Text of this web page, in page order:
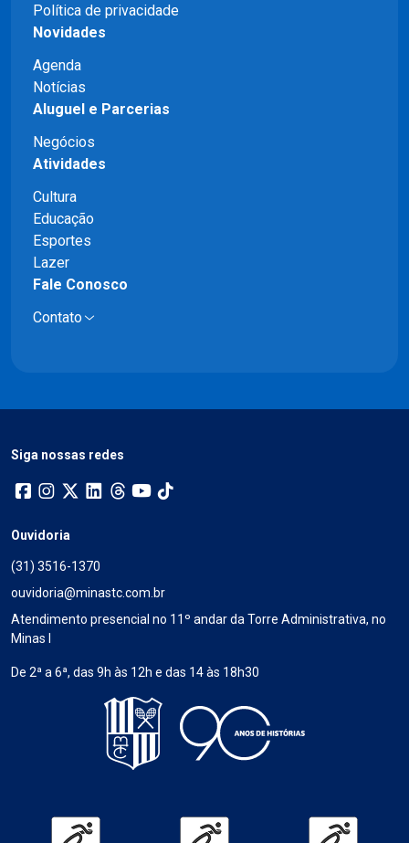
Política de privacidade
Novidades
Agenda
Notícias
Aluguel e Parcerias
Negócios
Atividades
Cultura
Educação
Esportes
Lazer
Fale Conosco
Contato
Siga nossas redes
Ouvidoria
(31) 3516-1370
ouvidoria@minastc.com.br
Atendimento presencial no 11º andar da Torre Administrativa, no
Minas I
De 2ª a 6ª, das 9h às 12h e das 14 às 18h30